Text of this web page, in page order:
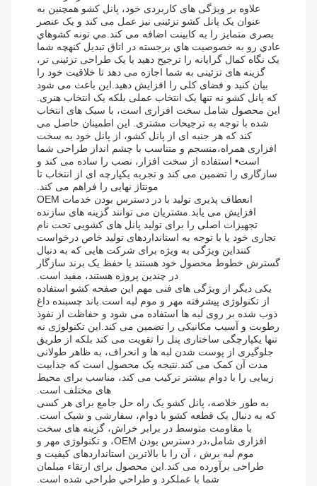
علاوه بر ویژگی های کاربردی خود، پانل کشو همچنین به
عنوان یک پانل کشو تزئینی نیز عمل می کند و یک عنصر
بصری متمایز را به کابینت اضافه می کند.مي تونه کشوهاي
عادي رو به خصوصيت هاي برجسته در اتاق تبديل کنهچه شما
یک نگاه کمال گرایانه را ترجیح دهید یا یک طراحی تزئینی تر،
گزینه های تزئینی به شما اجازه می دهد تا خلاقیت خود را
بیان کنید و فضای کلی را افزایش دهید.این باعث می شود
که پانل کشو نه تنها یک انتخاب عملی بلکه یک انتخاب هنری.
این محصول شامل سخت افزاری است، با سبک های انتخاب
شده با توجه به ترجیحات مشتری. این اطمینان حاصل می
کند که هر جنبه ای از پانل کشو، از پانل خود به سخت
افزاری همراه،منسجم و متناسب با چشم انداز طراحی شما
است• استفاده از سخت افزار، نصب را ساده می کند و
سازگاری را تضمین می کند و تجربه یکپارچه ای از انتخاب تا
مونتاژ نهایی را فراهم می کند.
انعطاف پذیری تولید با در دسترس بودن خدمات OEM
افزایش می یابد.مشتریان می توانند گزینه های سازنده
تجهیزات اصلی را برای تولید پانل های کشویی تحت نام
تجاری خود یا با توجه به استانداردهای تولید خاص درخواست
کننداین ویژگی به ویژه برای شرکت هایی که به دنبال
گسترش خطوط محصول خود هستند یا حفظ یک برند سازگار
در چندین پروژه هستند، مفید است.
یکی دیگر از ویژگی های فنی مهم این صفحه کشو استفاده
از تکنولوژی پیشرفته مهر و موم لبه است.باند چسبنده داغ
ذوب شده بر روی لبه ها استفاده می شود و حفاظت از نفوذ
رطوبت و آسیب مکانیکی را تضمین می کند.این تکنولوژی نه
تنها یکپارچگی ساختاری پنل را تقویت می کند بلکه از طریق
جلوگیری از پوست شدن لبه ها و انحراف، به ظاهر طولانی
مدت آن کمک می کند.نتیجه یک محصول است که جذابیت
زیبایی را با دوام بیشتر ترکیب می کند، مناسب برای محیط
های مختلف است.
به طور خلاصه، پانل کشو یک راه حل جامع برای هر کسی
که به دنبال یک قطعه کشو با دوام، سفارشی و شیک است.
با مقاومت متوسط در برابر خراش، گزینه های سخت
افزاری شامل،در دسترس بودن OEM، و تکنولوژی مهر و
موم لبه برش ، آن را با بالاترین استانداردهای کیفیت و
طراحی برآورده می کند.این محصول برای ارتقاء مبلمان
شما با عملکرد و طراحي طراحی شده است.